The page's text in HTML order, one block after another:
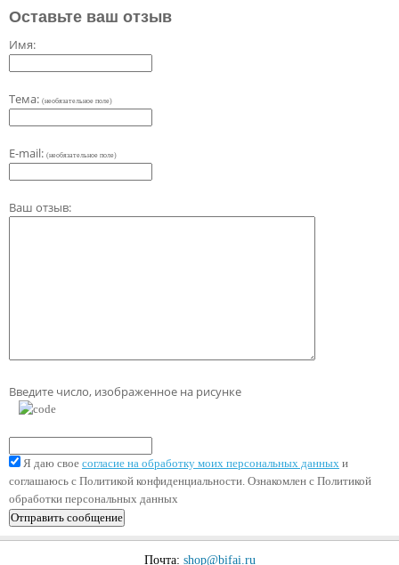
Оставьте ваш отзыв
Имя:
Тема: (необязательное поле)
E-mail: (необязательное поле)
Ваш отзыв:
Введите число, изображенное на рисунке
Я даю свое согласие на обработку моих персональных данных и
соглашаюсь с Политикой конфиденциальности. Ознакомлен с Политикой
обработки персональных данных
Почта: shop@bifai.ru